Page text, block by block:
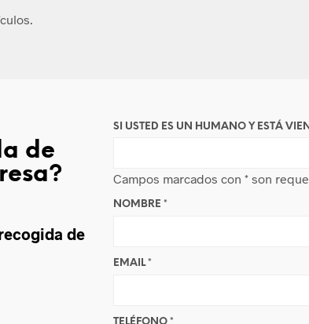
de
de
SI USTED ES UN HUMANO Y ESTÁ
Campos marcados con * son
NOMBRE *
EMAIL*
TELÉFONO *